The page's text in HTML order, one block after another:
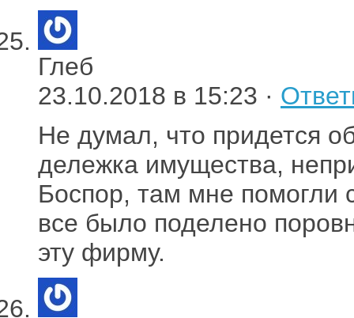
Глеб
23.10.2018 в 15:23 ·
Не думал, что придется
дележка имущества,
Боспор, там мне помогли
все было поделено
эту фирму.